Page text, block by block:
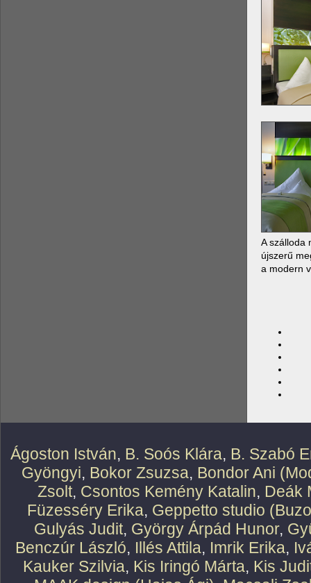
A szálloda
újszerű
a modern
Ágoston István, B. Soós Klára, B. Szabó
Gyöngyi, Bokor Zsuzsa, Bondor Ani
Zsolt, Csontos Kemény Katalin, Deák
Füzesséry Erika, Geppetto studio
Gulyás Judit, György Árpád Hunor,
Benczúr László, Illés Attila, Imrik Erika,
Kauker Szilvia, Kis Iringó Márta, Kis